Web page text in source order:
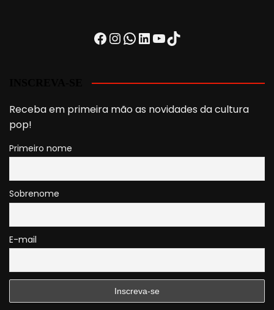
Facebook
Instagram
WhatsApp
LinkedIn
Youtube
TikTok
Receba em primeira mão as novidades da cultura
pop!
Primeiro nome
Sobrenome
E-mail